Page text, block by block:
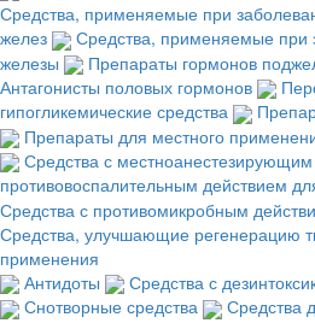
Средства, применяемые при
желез
Средства, применяемые при
железы
Препараты гормонов
Антагонисты половых гормонов
гипогликемические средства
Препараты для местного
Средства с
противовоспалительным действием
Средства с противомикробным
Средства, улучшающие регенерацию
применения
Антидоты
Средства с
Снотворные средства
Средства